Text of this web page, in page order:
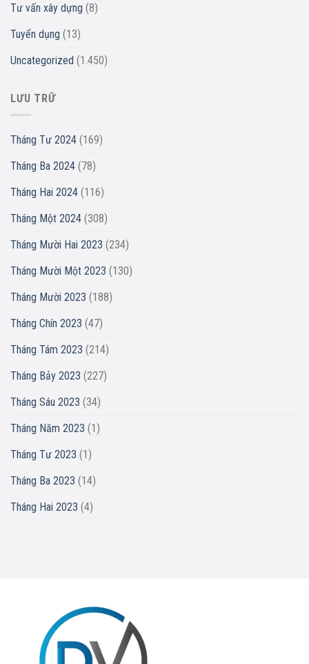
Tư vấn xây dựng (8)
Tuyển dụng (13)
Uncategorized (1.450)
LƯU TRỮ
Tháng Tư 2024 (169)
Tháng Ba 2024 (78)
Tháng Hai 2024 (116)
Tháng Một 2024 (308)
Tháng Mười Hai 2023 (234)
Tháng Mười Một 2023 (130)
Tháng Mười 2023 (188)
Tháng Chín 2023 (47)
Tháng Tám 2023 (214)
Tháng Bảy 2023 (227)
Tháng Sáu 2023 (34)
Tháng Năm 2023 (1)
Tháng Tư 2023 (1)
Tháng Ba 2023 (14)
Tháng Hai 2023 (4)